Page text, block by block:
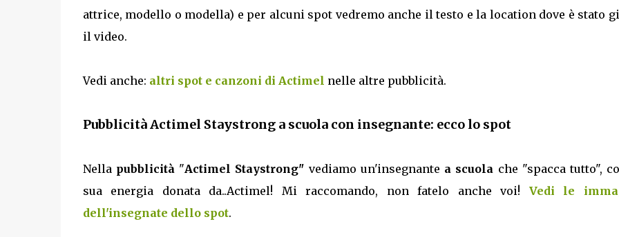
attrice, modello o modella) e per alcuni spot vedremo anche il testo e la location dove è stato
il video.
Vedi anche: altri spot e canzoni di Actimel nelle altre pubblicità.
Pubblicità Actimel Staystrong a scuola con insegnante: ecco lo spot
Nella pubblicità"Actimel Staystrong" vediamo un'insegnante a scuola che "spacca tutto",
sua energia donata da..Actimel! Mi raccomando, non fatelo anche voi! Vedi le
dell'insegnate dello spot.